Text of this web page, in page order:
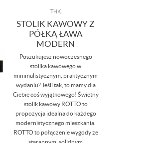
THK
STOLIK KAWOWY Z
PÓŁKĄ ŁAWA
MODERN
Poszukujesz nowoczesnego
stolika kawowego w
minimalistycznym, praktycznym
wydaniu? Jeśli tak, to mamy dla
Ciebie coś wyjątkowego! Świetny
stolik kawowy ROTTO to
propozycja idealna do każdego
modernistycznego mieszkania.
ROTTO to połączenie wygody ze